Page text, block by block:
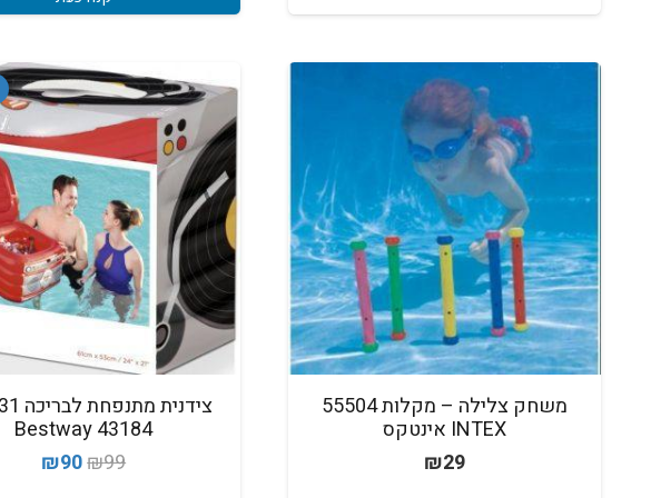
משחק צלילה – מקלות 55504
INTEX אינטקס
₪29
43184 Bestway
₪99
המחיר
₪90
המחיר